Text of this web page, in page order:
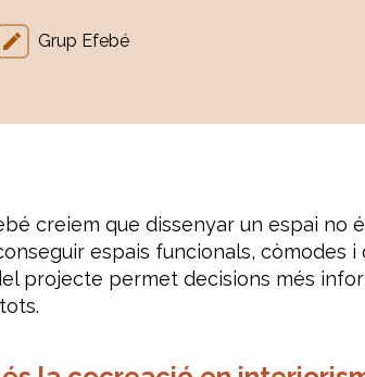
Grup Efebé
creiem que dissenyar un espai no
espais funcionals, còmodes
projecte permet decisions més